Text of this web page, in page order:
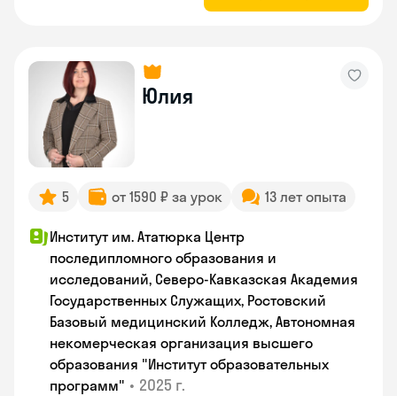
Юлия
5 от 1590 ₽ за урок 13 лет опыта
Институт им. Ататюрка Центр
последипломного образования и
исследований, Северо-Кавказская Академия
Государственных Служащих, Ростовский
Базовый медицинский Колледж, Автономная
некомерческая организация высшего
образования "Институт образовательных
программ" • 2025 г.